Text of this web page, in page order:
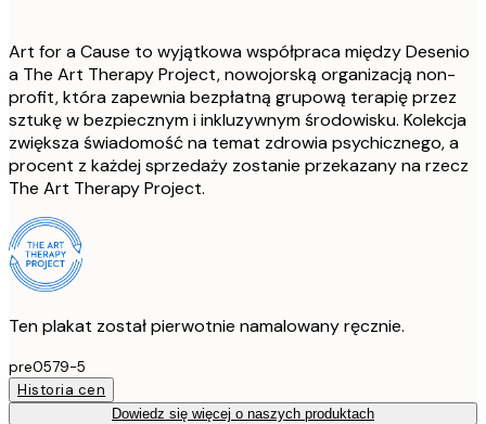
Art for a Cause to wyjątkowa współpraca między Desenio
a The Art Therapy Project, nowojorską organizacją non-
profit, która zapewnia bezpłatną grupową terapię przez
sztukę w bezpiecznym i inkluzywnym środowisku. Kolekcja
zwiększa świadomość na temat zdrowia psychicznego, a
procent z każdej sprzedaży zostanie przekazany na rzecz
The Art Therapy Project.
Ten plakat został pierwotnie namalowany ręcznie.
pre0579-5
Historia cen
Dowiedz się więcej o naszych produktach